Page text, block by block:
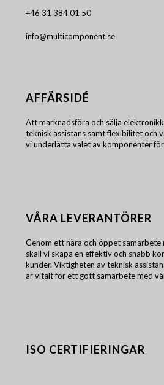
+46 31 384 01 50
info@multicomponent.se
AFFÄRSIDÉ
Att marknadsföra och sälja
teknisk assistans samt flexibilitet och
vi underlätta valet av komponenter
VÅRA LEVERANTÖRER
Genom ett nära och öppet
skall vi skapa en effektiv och snabb
kunder. Viktigheten av teknisk
är vitalt för ett gott samarbete med
ISO CERTIFIERINGAR